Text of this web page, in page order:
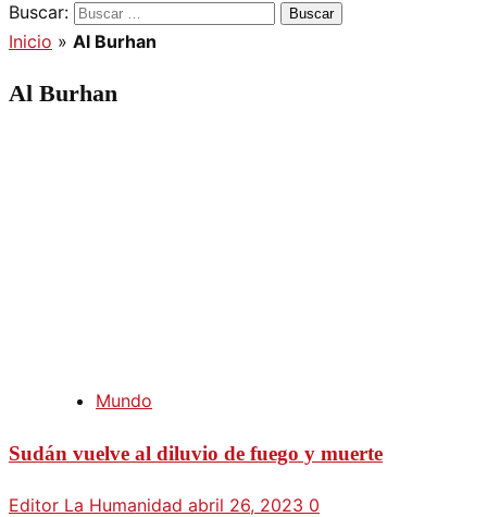
Buscar:
Inicio » Al Burhan
Al Burhan
Mundo
Sudán vuelve al diluvio de fuego y muerte
Editor La Humanidad abril 26, 2023 0